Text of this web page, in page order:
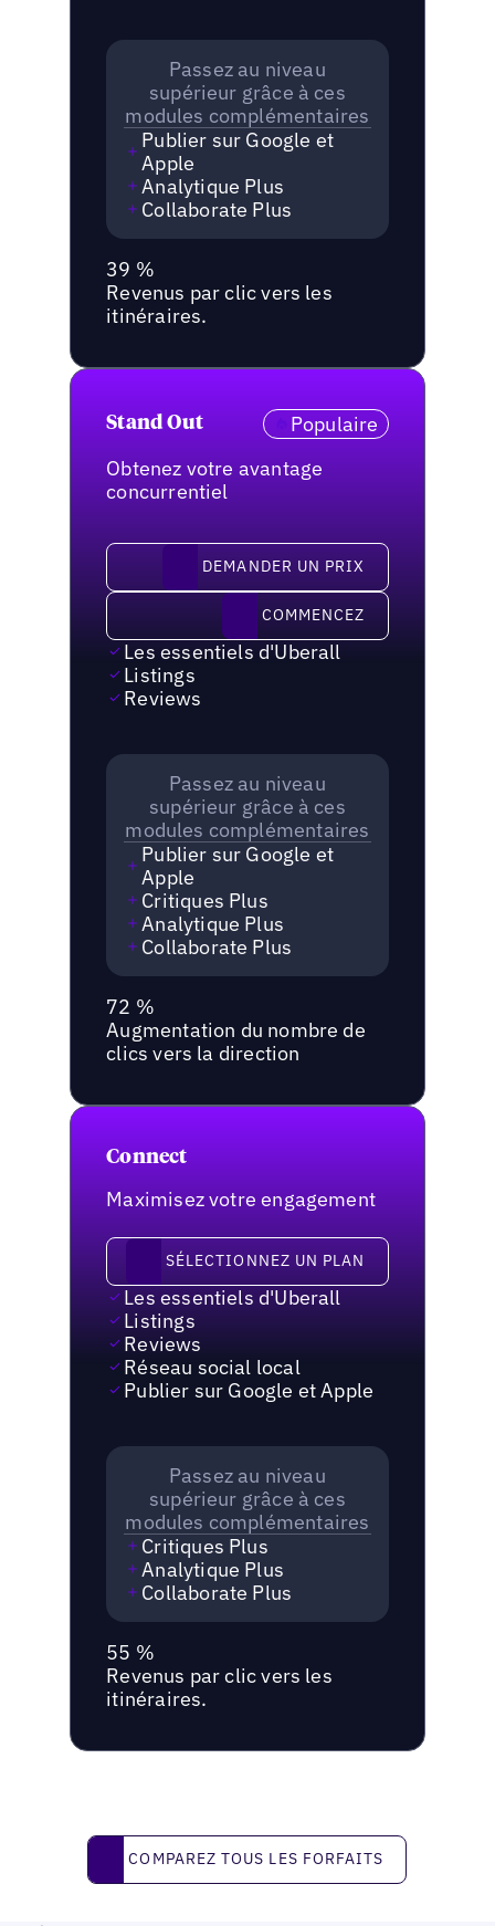
Passez au niveau
supérieur grâce à ces
modules complémentaires
Publier sur Google et
Apple
Analytique Plus
Collaborate Plus
39 %
Revenus par clic vers les
itinéraires.
Stand Out
Populaire
Obtenez votre avantage
concurrentiel
demander un prixDEMANDER UN PRIX
Commencez COMMENCEZ
Les essentiels d'Uberall
Listings
Reviews
Passez au niveau
supérieur grâce à ces
modules complémentaires
Publier sur Google et
Apple
Critiques Plus
Analytique Plus
Collaborate Plus
72 %
Augmentation du nombre de
clics vers la direction
Connect
Maximisez votre engagement
Sélectionnez un plan
SÉLECTIONNEZ UN PLAN
Les essentiels d'Uberall
Listings
Reviews
Réseau social local
Publier sur Google et Apple
Passez au niveau
supérieur grâce à ces
modules complémentaires
Critiques Plus
Analytique Plus
Collaborate Plus
55 %
Revenus par clic vers les
itinéraires.
Comparez tous les forfaits
COMPAREZ TOUS LES FORFAITS